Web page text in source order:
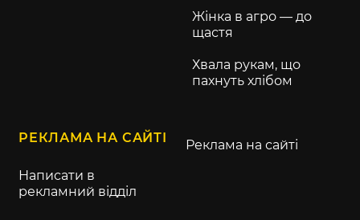
Жінка в агро — до
щастя
Хвала рукам, що
пахнуть хлібом
РЕКЛАМА НА САЙТІ
Написати в
рекламний відділ
Реклама на сайті